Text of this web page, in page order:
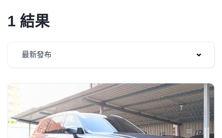
1 結果
最新發布